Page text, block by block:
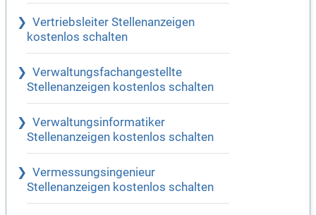
Vertriebsleiter Stellenanzeigen
kostenlos schalten
Verwaltungsfachangestellte
Stellenanzeigen kostenlos schalten
Verwaltungsinformatiker
Stellenanzeigen kostenlos schalten
Vermessungsingenieur
Stellenanzeigen kostenlos schalten